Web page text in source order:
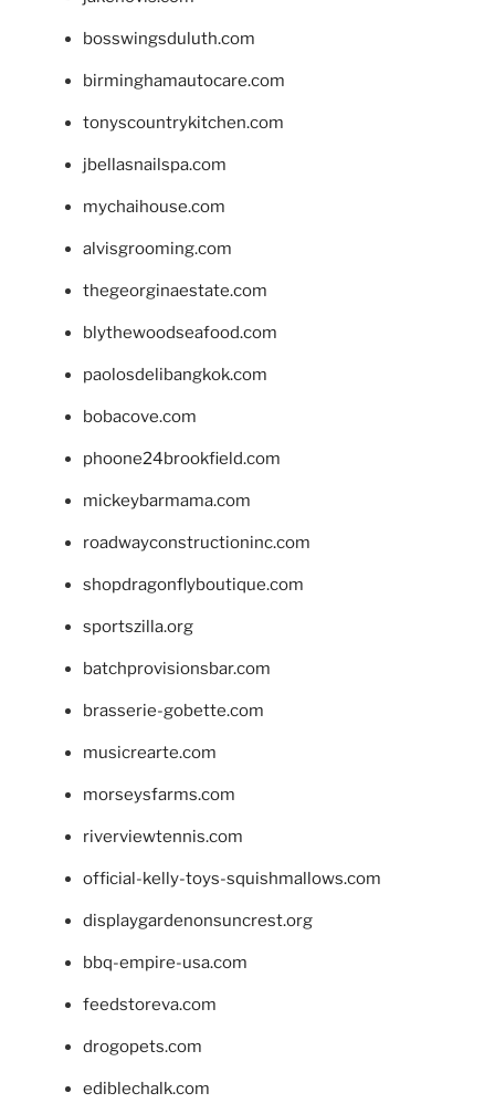
bosswingsduluth.com
birminghamautocare.com
tonyscountrykitchen.com
jbellasnailspa.com
mychaihouse.com
alvisgrooming.com
thegeorginaestate.com
blythewoodseafood.com
paolosdelibangkok.com
bobacove.com
phoone24brookfield.com
mickeybarmama.com
roadwayconstructioninc.com
shopdragonflyboutique.com
sportszilla.org
batchprovisionsbar.com
brasserie-gobette.com
musicrearte.com
morseysfarms.com
riverviewtennis.com
official-kelly-toys-squishmallows.com
displaygardenonsuncrest.org
bbq-empire-usa.com
feedstoreva.com
drogopets.com
ediblechalk.com